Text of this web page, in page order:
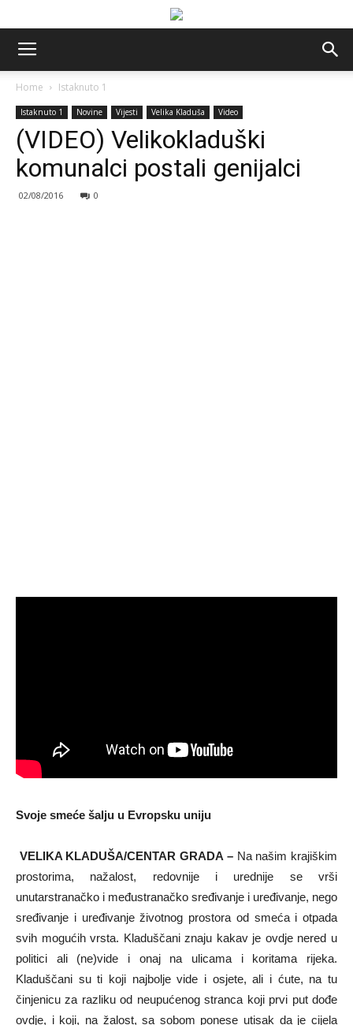
Home Istaknuto 1
Istaknuto 1 Novine Vijesti Velika Kladuša Video
(VIDEO) Velikokladuški
komunalci postali genijalci
02/08/2016 0
Svoje smeće šalju u Evropsku uniju
VELIKA KLADUŠA/CENTAR GRADA –Na našim krajiškim
prostorima, nažalost, redovnije i urednije se vrši
unutarstranačko i međustranačko sređivanje i uređivanje, nego
sređivanje i uređivanje životnog prostora od smeća i otpada
svih mogućih vrsta. Kladuščani znaju kakav je ovdje nered u
politici ali (ne)vide i onaj na ulicama i koritama rijeka.
Kladuščani su ti koji najbolje vide i osjete, ali i ćute, na tu
činjenicu za razliku od neupućenog stranca koji prvi put dođe
ovdje, i koji, na žalost, sa sobom ponese utisak da je cijela